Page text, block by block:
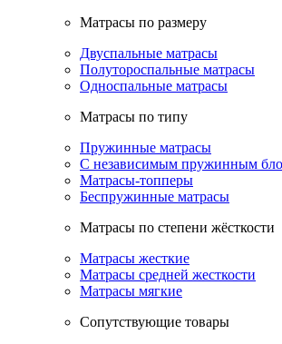
Матрасы по размеру
Двуспальные матрасы
Полутороспальные матрасы
Односпальные матрасы
Матрасы по типу
Пружинные матрасы
С независимым пружинным
Матрасы-топперы
Беспружинные матрасы
Матрасы по степени жёсткости
Матрасы жесткие
Матрасы средней жесткости
Матрасы мягкие
Сопутствующие товары